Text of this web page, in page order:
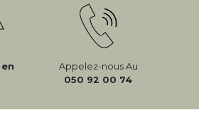
en
Appelez-nous Au
050 92 00 74